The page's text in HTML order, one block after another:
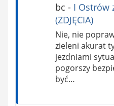
bc - I Ostrów
(ZDJĘCIA)
Nie, nie
zieleni akurat
jezdniami
pogorszy
być…